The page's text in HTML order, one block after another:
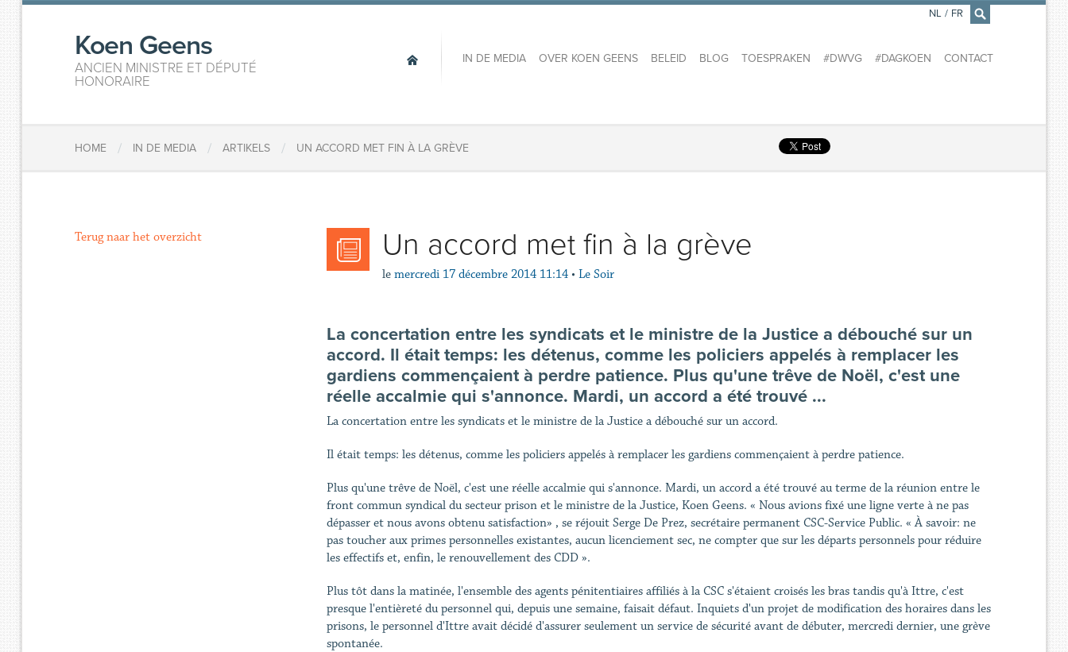
×
Koen Geens
ANCIEN MINISTRE ET DÉPUTÉ
HONORAIRE
IN DE MEDIA OVER KOEN GEENS BELEID BLOG TOESPRAKEN #DWVG #DAGKOEN CONTACT
NL / FR
HOME / IN DE MEDIA / ARTIKELS / UN ACCORD MET FIN À LA GRÈVE
Un accord met fin à la grève
le mercredi 17 décembre 2014 11:14 • Le Soir
La concertation entre les syndicats et le ministre de la Justice a débouché sur un
accord. Il était temps: les détenus, comme les policiers appelés à remplacer les
gardiens commençaient à perdre patience. Plus qu'une trêve de Noël, c'est une
réelle accalmie qui s'annonce. Mardi, un accord a été trouvé ...
La concertation entre les syndicats et le ministre de la Justice a débouché sur un accord.
Il était temps: les détenus, comme les policiers appelés à remplacer les gardiens commençaient à perdre patience.
Plus qu'une trêve de Noël, c'est une réelle accalmie qui s'annonce. Mardi, un accord a été trouvé au terme de la réunion entre le
front commun syndical du secteur prison et le ministre de la Justice, Koen Geens. « Nous avions fixé une ligne verte à ne pas
dépasser et nous avons obtenu satisfaction» , se réjouit Serge De Prez, secrétaire permanent CSC-Service Public. « À savoir: ne
pas toucher aux primes personnelles existantes, aucun licenciement sec, ne compter que sur les départs personnels pour réduire
les effectifs et, enfin, le renouvellement des CDD ».
Plus tôt dans la matinée, l'ensemble des agents pénitentiaires affiliés à la CSC s'étaient croisés les bras tandis qu'à Ittre, c'est
presque l'entièreté du personnel qui, depuis une semaine, faisait défaut. Inquiets d'un projet de modification des horaires dans les
prisons, le personnel d'Ittre avait décidé d'assurer seulement un service de sécurité avant de débuter, mercredi dernier, une grève
spontanée.
Terug naar het overzicht